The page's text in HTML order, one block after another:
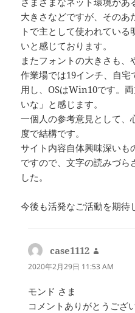
大きさなどですが、そのあ
トで主として使われてい
いと感じております。
またフォントの大きさも、
作業場では19インチ、自
用し、OSはWin10です。
いな」と感じます。
一個人の参考意見として、
度で結構です。
サイト内容自体興味深いも
ですので、文字の読みづら
した。
今後も活発なご活動を期待
case1112
り:
2020年2月29日 11:53 AM
モンド さま
コメントありがとうござ